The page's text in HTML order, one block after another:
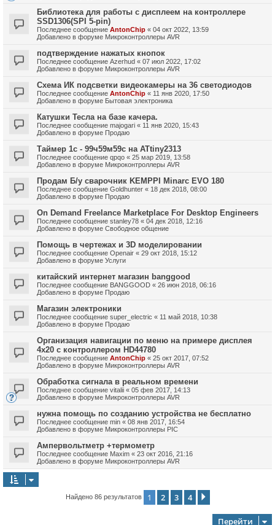
Библиотека для работы с дисплеем на контроллере
SSD1306(SPI 5-pin)
Последнее сообщение AntonChip « 04 окт 2022, 13:59
Добавлено в форуме Микроконтроллеры AVR
подтверждение нажатых кнопок
Последнее сообщение Azerhud « 07 июл 2022, 17:02
Добавлено в форуме Микроконтроллеры AVR
Схема ИК подсветки видеокамеры на 36 светодиодов
Последнее сообщение AntonChip « 11 янв 2020, 17:50
Добавлено в форуме Бытовая электроника
Катушки Тесла на базе качера.
Последнее сообщение majogari « 11 янв 2020, 15:43
Добавлено в форуме Продаю
Таймер 1с - 99ч59м59с на ATtiny2313
Последнее сообщение qpqo « 25 мар 2019, 13:58
Добавлено в форуме Микроконтроллеры AVR
Продам Б/у сварочник KEMPPI Minarc EVO 180
Последнее сообщение Goldhunter « 18 дек 2018, 08:00
Добавлено в форуме Продаю
On Demand Freelance Marketplace For Desktop Engineers
Последнее сообщение stanley78 « 04 дек 2018, 12:16
Добавлено в форуме Свободное общение
Помощь в чертежах и 3D моделировании
Последнее сообщение Openair « 29 окт 2018, 15:12
Добавлено в форуме Услуги
китайский интернет магазин banggood
Последнее сообщение BANGGOOD « 26 июн 2018, 06:16
Добавлено в форуме Продаю
Магазин электроники
Последнее сообщение super_electric « 11 май 2018, 10:38
Добавлено в форуме Продаю
Организация навигации по меню на примере дисплея
4х20 с контроллером HD44780
Последнее сообщение AntonChip « 25 окт 2017, 07:52
Добавлено в форуме Микроконтроллеры AVR
Обработка сигнала в реальном времени
Последнее сообщение vitalii « 05 фев 2017, 14:13
Добавлено в форуме Микроконтроллеры AVR
нужна помощь по созданию устройства не бесплатно
Последнее сообщение min « 08 янв 2017, 16:54
Добавлено в форуме Микроконтроллеры PIC
Ампервольтметр +термометр
Последнее сообщение Maxim « 23 окт 2016, 21:16
Добавлено в форуме Микроконтроллеры AVR
Найдено 86 результатов 1 2 3 4
Перейти